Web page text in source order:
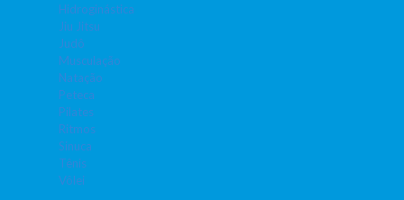
Hidroginástica
Jiu Jitsu
Judô
Musculação
Natação
Peteca
Pilates
Ritmos
Sinuca
Tênis
Vôlei